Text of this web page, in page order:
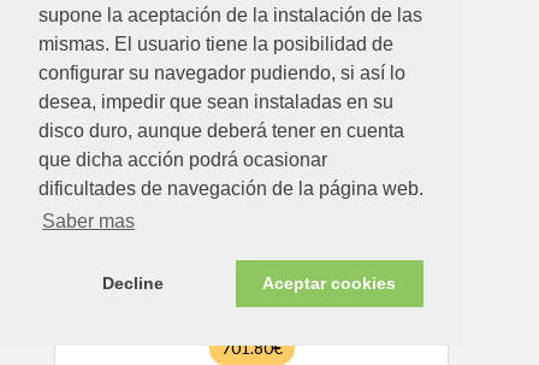
supone la aceptación de la instalación de las
mismas. El usuario tiene la posibilidad de
configurar su navegador pudiendo, si así lo
desea, impedir que sean instaladas en su
disco duro, aunque deberá tener en cuenta
que dicha acción podrá ocasionar
dificultades de navegación de la página web.
Saber mas
Decline Aceptar cookies
701.80€